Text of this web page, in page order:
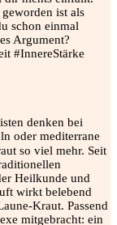
ist als
schon einmal
Argument?
#InnereStärke